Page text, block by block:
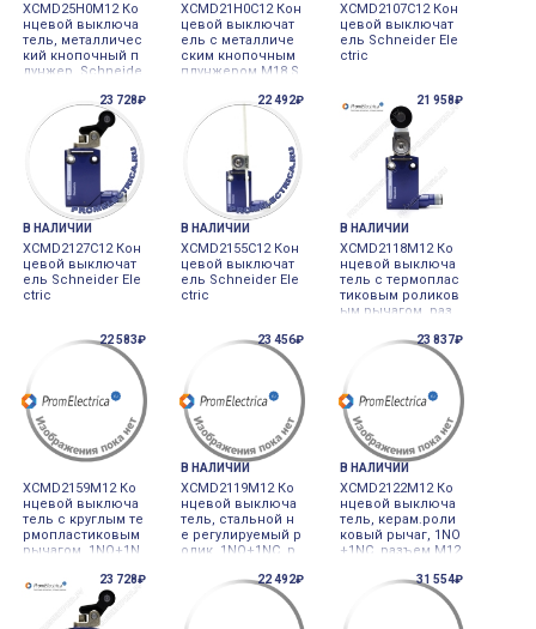
XCMD25H0M12 Ко
нцевой выключа
тель, металличес
кий кнопочный п
лунжер, Schneide
XCMD21H0C12 Кон
цевой выключат
ель с металличе
ским кнопочным
плунжером M18 S
XCMD2107C12 Кон
цевой выключат
ель Schneider Ele
ctric
23 728₽
В НАЛИЧИИ
XCMD2127C12 Кон
цевой выключат
ель Schneider Ele
ctric
22 492₽
В НАЛИЧИИ
XCMD2155C12 Кон
цевой выключат
ель Schneider Ele
ctric
21 958₽
В НАЛИЧИИ
XCMD2118M12 Ко
нцевой выключа
тель с термоплас
тиковым роликов
ым рычагом, раз
22 583₽
XCMD2159M12 Ко
нцевой выключа
тель с круглым те
рмопластиковым
рычагом, 1NO+1N
23 456₽
В НАЛИЧИИ
XCMD2119M12 Ко
нцевой выключа
тель, стальной н
е регулируемый р
олик, 1NO+1NC, р
23 837₽
В НАЛИЧИИ
XCMD2122M12 Ко
нцевой выключа
тель, керам.роли
ковый рычаг, 1NO
+1NC, разъем М12
23 728₽ 22 492₽ 31 554₽